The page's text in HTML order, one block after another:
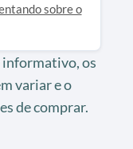
sobre o
informativo, os
variar e o
de comprar.